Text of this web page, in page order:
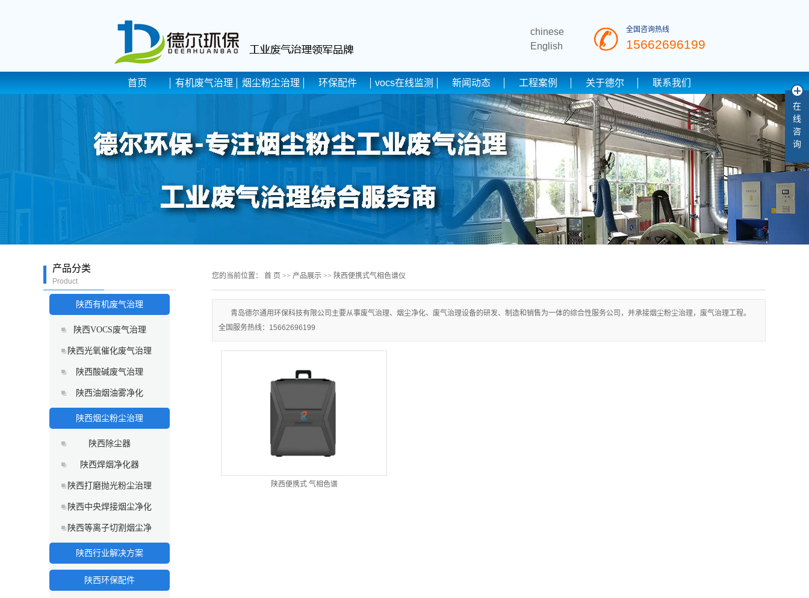
全国咨询热线
15662696199
chinese
English
首页 有机废气治理 烟尘粉尘治理 环保配件 vocs在线监测 新闻动态 工程案例 关于德尔 联系我们
产品分类
Product
陕西有机废气治理
陕西VOCS废气治理
陕西光氧催化废气治理
陕西酸碱废气治理
陕西油烟油雾净化
陕西烟尘粉尘治理
陕西除尘器
陕西焊烟净化器
陕西打磨抛光粉尘治理
陕西中央焊接烟尘净化
陕西等离子切割烟尘净
陕西行业解决方案
陕西环保配件
您的当前位置： 首 页 >> 产品展示 >> 陕西便携式气相色谱仪
青岛德尔通用环保科技有限公司主要从事废气治理、烟尘净化、废气治理设备的研发、制造和销售为一体的综合性服务公司，并承接烟尘粉尘治理，废气治理工程。
全国服务热线：15662696199
陕西便携式 气相色谱
在
线
咨
询